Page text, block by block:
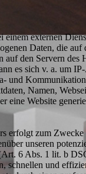
einem externen
Daten, die auf
auf den Servern des
es sich v. a. um
und
Namen,
eine Website
erfolgt zum Zwecke
unseren
6 Abs. 1 lit. b
schnellen und